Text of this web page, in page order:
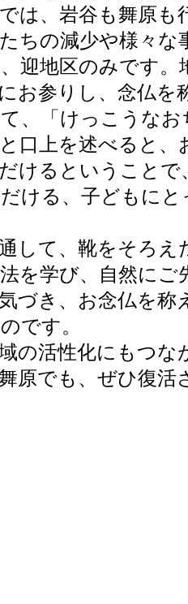
は、岩谷も舞原も
ちの減少や様々な
迎地区のみです。
お参りし、念仏を
、「けっこうな
口上を述べると、
けるということで
ける、子どもに
して、靴をそろえ
を学び、自然にご
づき、お念仏を称
です。
の活性化にもつな
原でも、ぜひ復活